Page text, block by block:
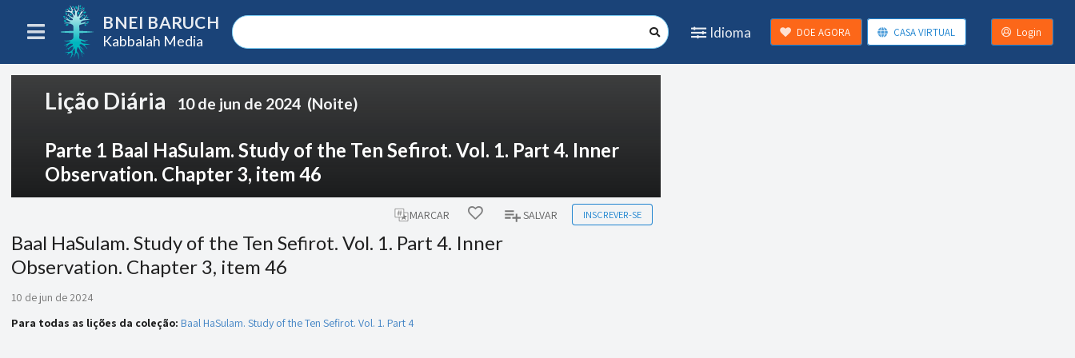
BNEI BARUCH
Kabbalah Media
Idioma DOE AGORA CASA VIRTUAL Login
Lição Diária 10 de jun de 2024 (Noite)
Parte 1 Baal HaSulam. Study of the Ten Sefirot. Vol. 1. Part 4. Inner
Observation. Chapter 3, item 46
MARCAR SALVAR INSCREVER-SE
Baal HaSulam. Study of the Ten Sefirot. Vol. 1. Part 4. Inner
Observation. Chapter 3, item 46
10 de jun de 2024
Para todas as lições da coleção: Baal HaSulam. Study of the Ten Sefirot. Vol. 1. Part 4